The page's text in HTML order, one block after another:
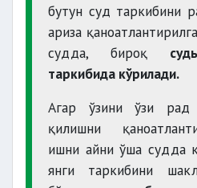
бутун суд таркибини
ариза
судда, бироқ
таркибида кўрилади.
Агар ўзини ўзи
қилишни
ишни айни ўша судда
янги таркибини